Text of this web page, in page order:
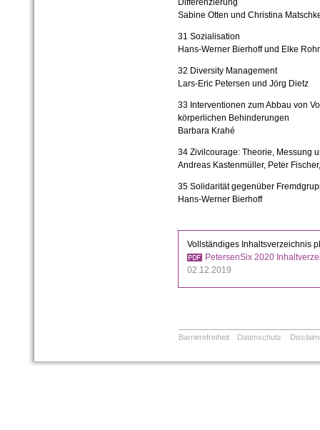
Differenzierung
Sabine Otten und Christina
31 Sozialisation
Hans-Werner Bierhoff und Elke
32 Diversity Management
Lars-Eric Petersen und Jörg Dietz
33 Interventionen zum Abbau von
körperlichen Behinderungen
Barbara Krahé
34 Zivilcourage: Theorie, Messung
Andreas Kastenmüller, Peter
35 Solidarität gegenüber
Hans-Werner Bierhoff
Vollständiges Inhaltsverzeichnis
PetersenSix 2020
02.12.2019
Barrierefreiheit Datenschutz